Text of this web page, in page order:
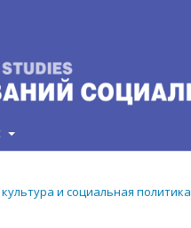
и социальная политика